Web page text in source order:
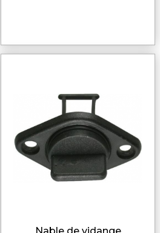
nable de vidange